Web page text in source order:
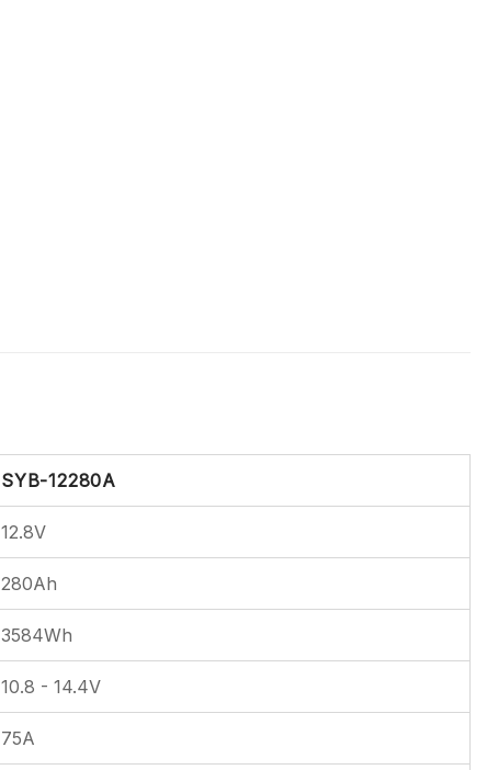
SYB-12280A
12.8V
280Ah
3584Wh
10.8 - 14.4V
75A